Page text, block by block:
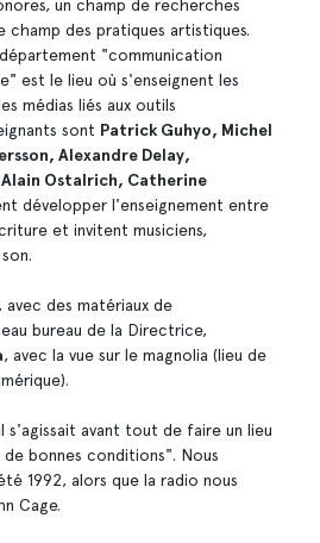
un champ de recherches
champ des pratiques artistiques.
"communication
est le lieu où s'enseignent les
médias liés aux outils
sont Patrick Guhyo, Michel
Alexandre Delay,
Ostalrich, Catherine
développer l'enseignement entre
et invitent musiciens,
des matériaux de
bureau de la Directrice,
, avec la vue sur le magnolia (lieu de
s'agissait avant tout de faire un lieu
bonnes conditions". Nous
1992, alors que la radio nous
Cage.